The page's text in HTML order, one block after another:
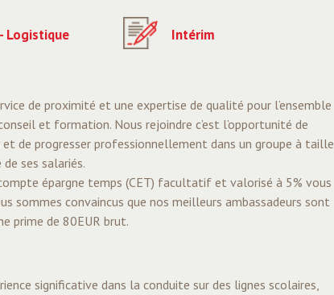
Logistique Intérim
de proximité et une expertise de qualité pour l’ensemble
et formation. Nous rejoindre c’est l’opportunité de
de progresser professionnellement dans un groupe à taille
ses salariés.
épargne temps (CET) facultatif et valorisé à 5% vous
sommes convaincus que nos meilleurs ambassadeurs sont
prime de 80EUR brut.
significative dans la conduite sur des lignes scolaires,